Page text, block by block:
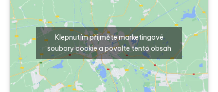
Klepnutím přijměte marketingové
soubory cookie a povolte tento obsah